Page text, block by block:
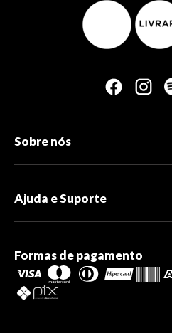
Sobre nós
Ajuda e Suporte
Formas de pagamento